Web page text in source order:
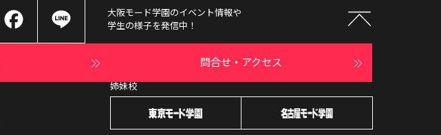
大阪モード学園のイベント情報や
学生の様子を発信中！
問合せ・アクセス
姉妹校